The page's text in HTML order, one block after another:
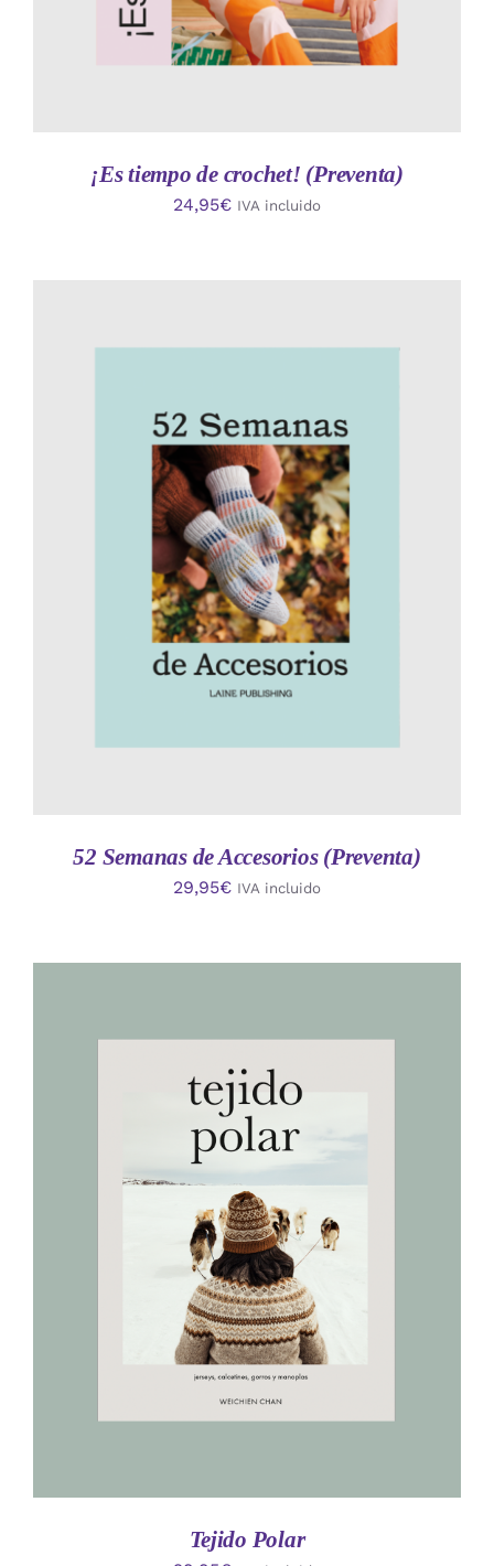
¡Es tiempo de crochet! (Preventa)
24,95€ IVA incluido
AÑADIR AL CARRITO
/
52 Semanas de Accesorios (Preventa)
29,95€ IVA incluido
AÑADIR AL CARRITO
/
Tejido Polar